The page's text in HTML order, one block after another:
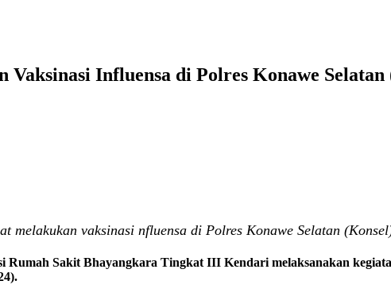
Influensa di Polres Konawe Selatan
melakukan vaksinasi nfluensa di Polres Konawe Selatan
Rumah Sakit Bhayangkara Tingkat III Kendari melaksanakan